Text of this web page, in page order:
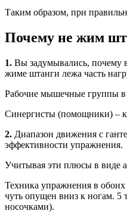
Таким образом, при
Почему не жим
1. Вы задумывались, почему
жиме штанги лежа часть
Рабочие мышечные группы в
Синергисты (помощники) –
2. Диапазон движения с
эффективности упражнения.
Учитывая эти плюсы в виде
Техника упражнения в
чуть опущен вниз к ногам. 5
носочками).